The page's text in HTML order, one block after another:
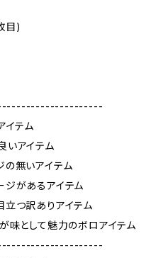
目)
イテム
アイテム
無いアイテム
があるアイテム
つ訳ありアイテム
味として魅力のボロアイテム